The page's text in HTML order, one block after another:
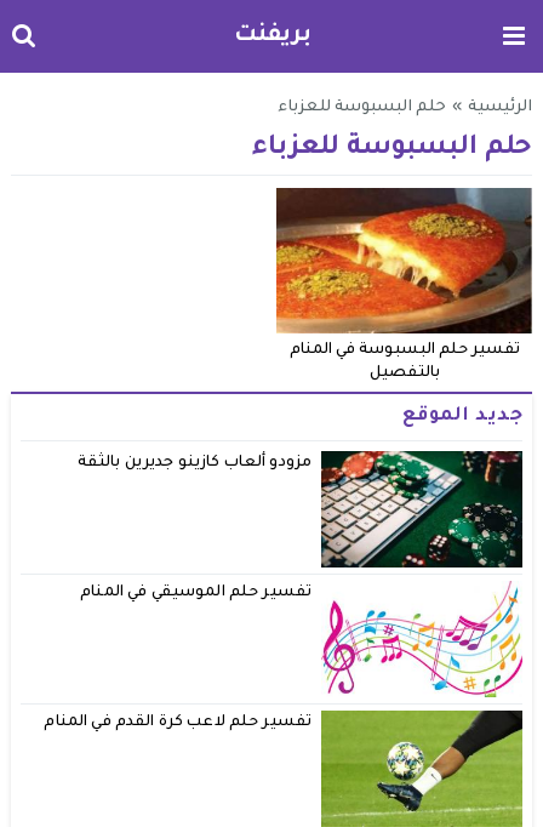
بريفنت
الرئيسية » حلم البسبوسة للعزباء
حلم البسبوسة للعزباء
تفسير حلم البسبوسة في المنام
بالتفصيل
جديد الموقع
مزودو ألعاب كازينو جديرين بالثقة
تفسير حلم الموسيقي في المنام
تفسير حلم لاعب كرة القدم في المنام